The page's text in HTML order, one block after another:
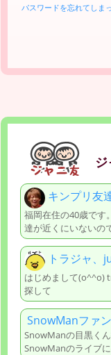
パスワードを忘れてしま
キンプリ友
福岡在住の40歳です
達が近くにいないの
トラジャ、
はじめまして(o^^o)
探して
SnowManファ
SnowManの目黒く
SnowManのライブ